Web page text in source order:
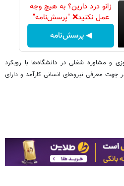
زانو درد دارین؟ به هیچ وجه
عمل نکنید❌ "پرسش‌نامه"
◀ پرسش‌نامه
و مشاوره شغلی در دانشگاه‌ها با رویکرد
جهت معرفی نیروهای انسانی کارآمد و دارای